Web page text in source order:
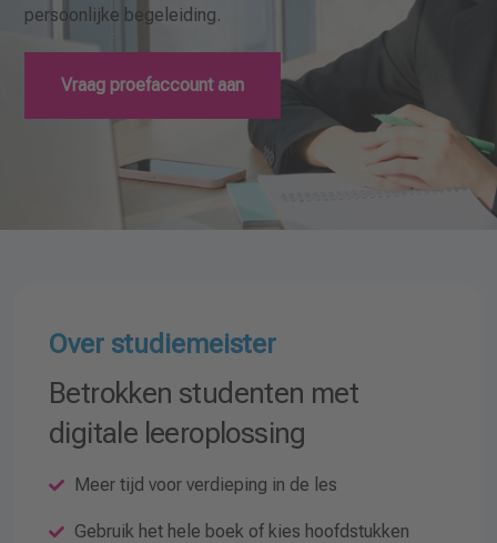
persoonlijke begeleiding.
Vraag proefaccount aan
Over studiemeister
Betrokken studenten met
digitale leeroplossing
Meer tijd voor verdieping in de les
Gebruik het hele boek of kies hoofdstukken